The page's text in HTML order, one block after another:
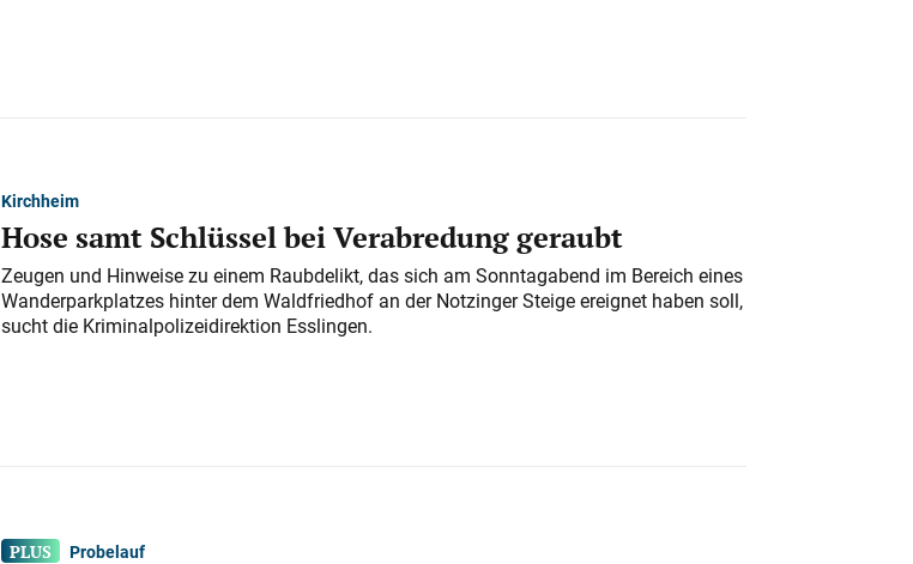
Kirchheim
Hose samt Schlüssel bei Verabredung geraubt
Zeugen und Hinweise zu einem Raubdelikt, das sich am Sonntagabend im Bereich eines
Wanderparkplatzes hinter dem Waldfriedhof an der Notzinger Steige ereignet haben soll,
sucht die Kriminalpolizeidirektion Esslingen.
Probelauf